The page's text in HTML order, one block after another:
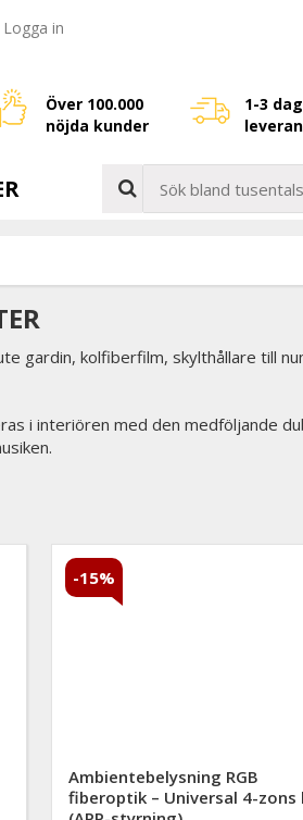
Logga in
Över 100.000
nöjda kunder
1-3
gardin, kolfiberfilm, skylthållare till
i interiören med den medföljande
-15%
Ambientebelysning RGB
fiberoptik – Universal 4-zons